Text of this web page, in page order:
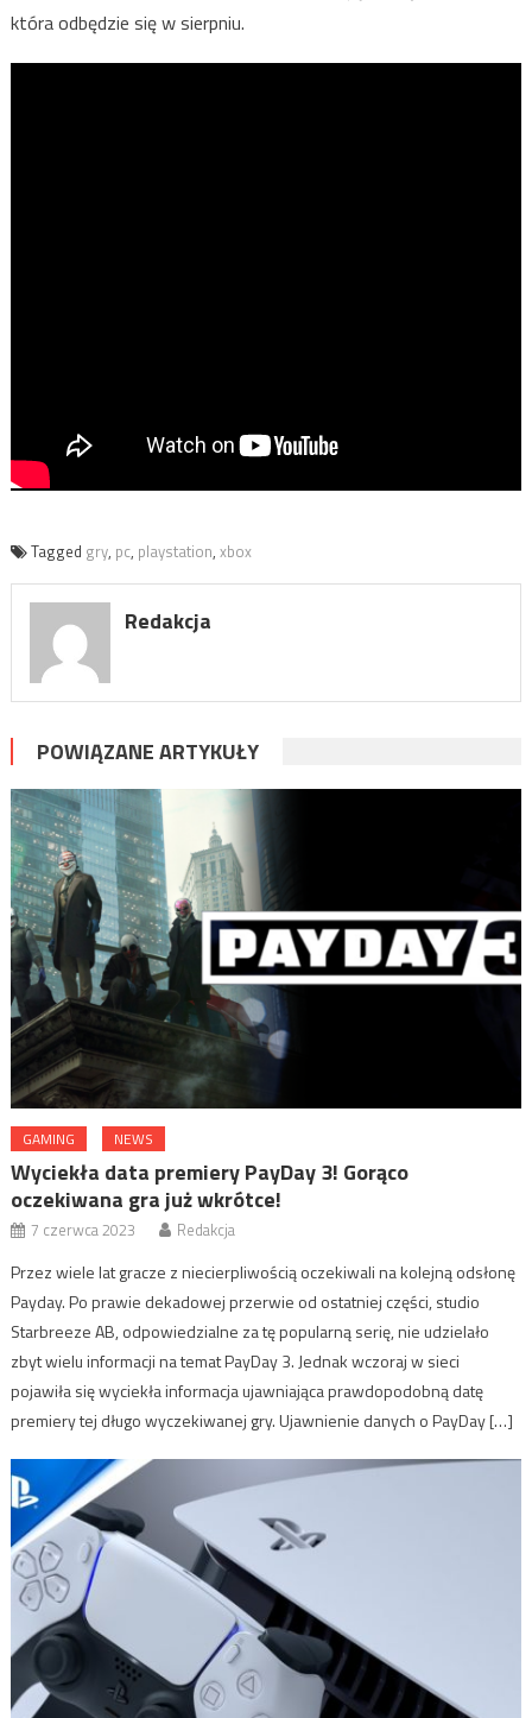
która odbędzie się w sierpniu.
Tagged gry, pc, playstation, xbox
Redakcja
POWIĄZANE ARTYKUŁY
GAMING NEWS
Wyciekła data premiery PayDay 3! Gorąco
oczekiwana gra już wkrótce!
7 czerwca 2023 Redakcja
Przez wiele lat gracze z niecierpliwością oczekiwali na kolejną odsłonę
Payday. Po prawie dekadowej przerwie od ostatniej części, studio
Starbreeze AB, odpowiedzialne za tę popularną serię, nie udzielało
zbyt wielu informacji na temat PayDay 3. Jednak wczoraj w sieci
pojawiła się wyciekła informacja ujawniająca prawdopodobną datę
premiery tej długo wyczekiwanej gry. Ujawnienie danych o PayDay […]